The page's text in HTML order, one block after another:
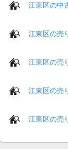
江東区の中
江東区の売
江東区の売
江東区の売
江東区の売